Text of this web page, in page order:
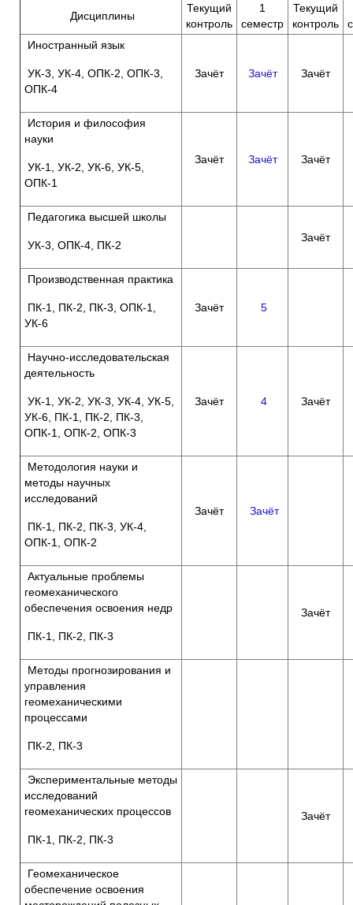
Дисциплины
Текущий
контроль
1
семестр
Текущий
контроль
Иностранный язык
УК-3, УК-4, ОПК-2, ОПК-3,
ОПК-4
Зачёт Зачёт Зачёт
История и философия
науки
УК-1, УК-2, УК-6, УК-5,
ОПК-1
Зачёт Зачёт Зачёт
Педагогика высшей школы
УК-3, ОПК-4, ПК-2
Зачёт
Производственная практика
ПК-1, ПК-2, ПК-3, ОПК-1,
УК-6
Зачёт 5
Научно-исследовательская
деятельность
УК-1, УК-2, УК-3, УК-4, УК-5,
УК-6, ПК-1, ПК-2, ПК-3,
ОПК-1, ОПК-2, ОПК-3
Зачёт 4 Зачёт
Методология науки и
методы научных
исследований
ПК-1, ПК-2, ПК-3, УК-4,
ОПК-1, ОПК-2
Зачёт Зачёт
Актуальные проблемы
геомеханического
обеспечения освоения недр
ПК-1, ПК-2, ПК-3
Зачёт
Методы прогнозирования и
управления
геомеханическими
процессами
ПК-2, ПК-3
Экспериментальные методы
исследований
геомеханических процессов
ПК-1, ПК-2, ПК-3
Зачёт
Геомеханическое
обеспечение освоения